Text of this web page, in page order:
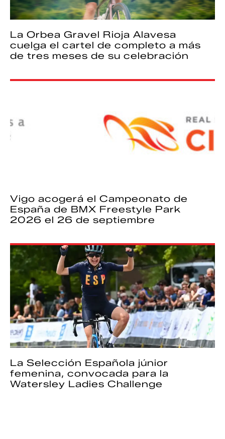
La Orbea Gravel Rioja Alavesa
cuelga el cartel de completo a más
de tres meses de su celebración
Vigo acogerá el Campeonato de
España de BMX Freestyle Park
2026 el 26 de septiembre
La Selección Española júnior
femenina, convocada para la
Watersley Ladies Challenge